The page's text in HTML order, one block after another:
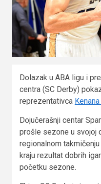
Dolazak u ABA ligu i
centra (SC Derby)
reprezentativca
Dojučerašnji centar
prošle sezone u svojoj
regionalnom
kraju rezultat dobrih
početku sezone.